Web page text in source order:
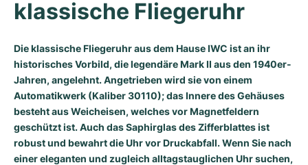
Milgauss
Oyster Perpetual
Yacht-Master
Yacht-Master II
Sea-Dweller
Damenuhren
Ronde
Rotonde
Crash
Pasha
Tortue
Professional
Bentley
Transocean
Cockpit
Chronospace
Formula 1
Grand Carrera
Gebraucht
Damenuhren
Portofino
Portugieser
Da Vinci
Aquatimer
Spitfire
Spirit of Big Bang
King Power
Gebraucht
klassische Fliegeruhr
Die klassische Fliegeruhr aus dem Hause IWC ist an ihr
historisches Vorbild, die legendäre Mark II aus den 1940er-
Jahren, angelehnt. Angetrieben wird sie von einem
Automatikwerk (Kaliber 30110); das Innere des Gehäuses
besteht aus Weicheisen, welches vor Magnetfeldern
geschützt ist. Auch das Saphirglas des Zifferblattes ist
robust und bewahrt die Uhr vor Druckabfall. Wenn Sie nach
einer eleganten und zugleich alltagstauglichen Uhr suchen,